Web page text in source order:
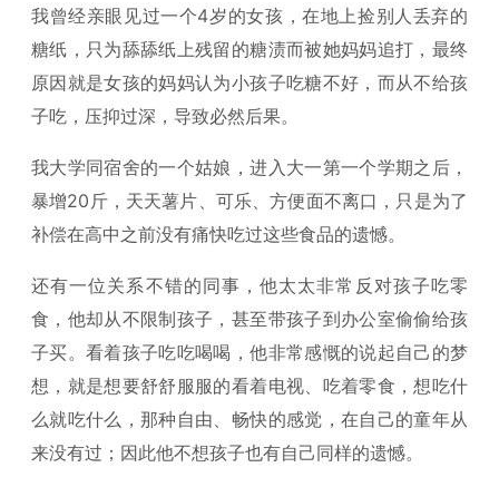
我曾经亲眼见过一个4岁的女孩，在地上捡别人丢弃的
糖纸，只为舔舔纸上残留的糖渍而被她妈妈追打，最终
原因就是女孩的妈妈认为小孩子吃糖不好，而从不给孩
子吃，压抑过深，导致必然后果。
我大学同宿舍的一个姑娘，进入大一第一个学期之后，
暴增20斤，天天薯片、可乐、方便面不离口，只是为了
补偿在高中之前没有痛快吃过这些食品的遗憾。
还有一位关系不错的同事，他太太非常反对孩子吃零
食，他却从不限制孩子，甚至带孩子到办公室偷偷给孩
子买。看着孩子吃吃喝喝，他非常感慨的说起自己的梦
想，就是想要舒舒服服的看着电视、吃着零食，想吃什
么就吃什么，那种自由、畅快的感觉，在自己的童年从
来没有过；因此他不想孩子也有自己同样的遗憾。